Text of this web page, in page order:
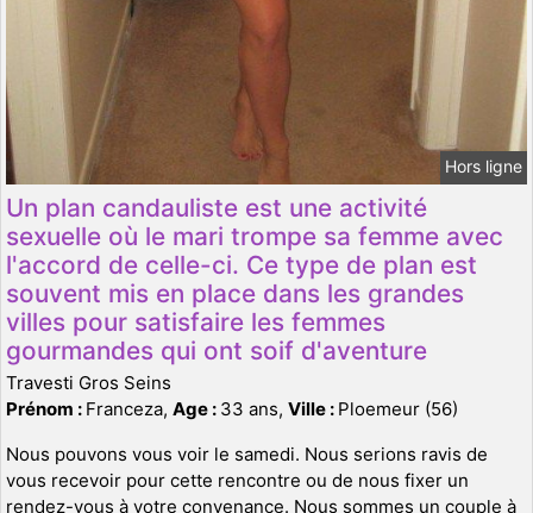
Hors ligne
Un plan candauliste est une activité
sexuelle où le mari trompe sa femme avec
l'accord de celle-ci. Ce type de plan est
souvent mis en place dans les grandes
villes pour satisfaire les femmes
gourmandes qui ont soif d'aventure
Travesti Gros Seins
Prénom : Franceza, Age : 33 ans, Ville : Ploemeur (56)
Nous pouvons vous voir le samedi. Nous serions ravis de
vous recevoir pour cette rencontre ou de nous fixer un
rendez-vous à votre convenance. Nous sommes un couple à